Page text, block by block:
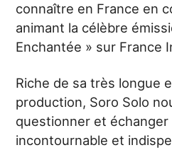
connaître en France en
animant la célèbre
Enchantée » sur France
Riche de sa très longue
production, Soro Solo
questionner et échanger
incontournable et